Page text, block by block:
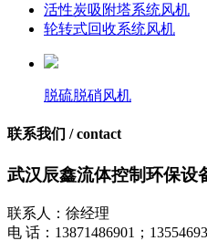
活性炭吸附塔系统风机
轮转式回收系统风机
脱硫脱硝风机
联系我们 / contact
武汉辰鑫流体控制环保设
联系人：徐经理
电 话：13871486901；